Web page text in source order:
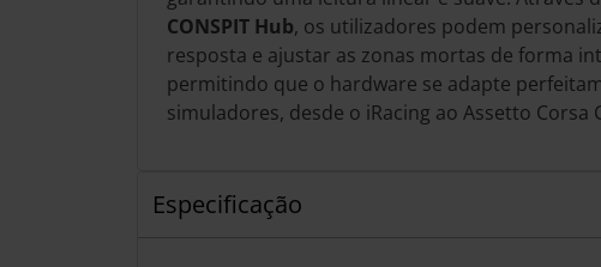
CONSPIT Hub, os utilizadores podem
resposta e ajustar as zonas mortas de forma
permitindo que o hardware se adapte
simuladores, desde o iRacing ao Assetto Corsa
Especificação